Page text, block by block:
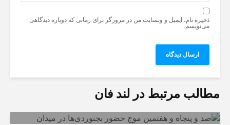
ذخیره نام، ایمیل و وبسایت من در مرورگر برای زمانی که دوباره دیدگاهی
می‌نویسم.
مطالب مرتبط در لند فان